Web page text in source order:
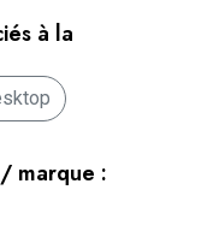
à la
marque :